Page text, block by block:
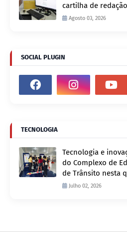
cartilha de redação
Agosto 03, 2026
SOCIAL PLUGIN
TECNOLOGIA
Tecnologia e
do Complexo de
de Trânsito nesta
Julho 02, 2026